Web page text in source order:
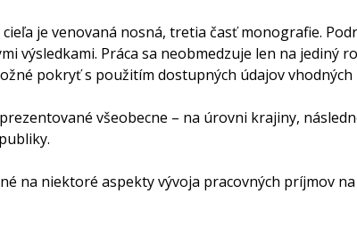
je venovaná nosná, tretia časť monografie.
výsledkami. Práca sa neobmedzuje len na jediný
pokryť s použitím dostupných údajov
všeobecne – na úrovni krajiny,
na niektoré aspekty vývoja pracovných príjmov